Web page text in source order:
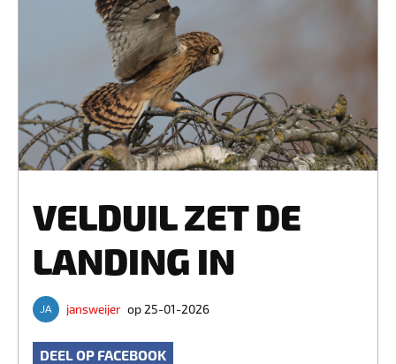
VELDUIL ZET DE
LANDING IN
jansweijer op 25-01-2026
DEEL OP FACEBOOK